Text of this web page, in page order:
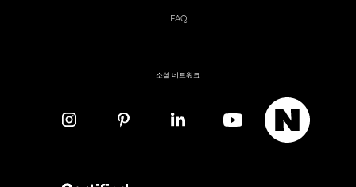
FAQ
소셜 네트워크